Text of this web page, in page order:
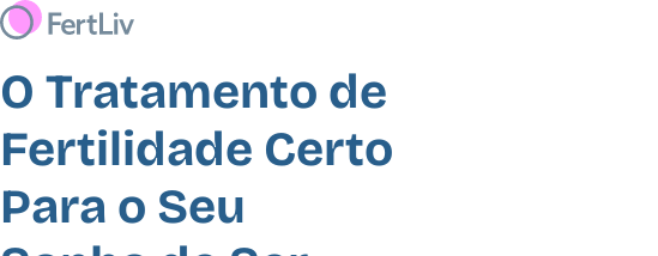
O Tratamento de
Fertilidade Certo
Para o Seu